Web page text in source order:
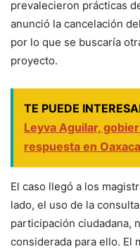
prevalecieron prácticas
anunció la cancelación
por lo que se buscaría
proyecto.
TE PUEDE
Leyva Aguilar,
respuesta en Oaxaca
El caso llegó a los
lado, el uso de la
participación ciudadana,
considerada para ello. El